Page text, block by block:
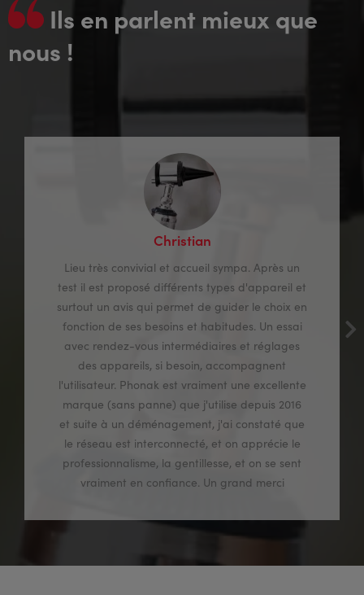
Ils en parlent mieux que
nous !
Christian
Lieu très convivial et accueil sympa. Après un
test il est proposé différents types d'appareil et
surtout un avis qui permet de guider le choix en
fonction de ses besoins et habitudes. Un essai
avec rendez-vous intermédiaires et réglages
des appareils, si besoin, accompagnent
l'utilisateur. Phonak est vraiment une excellente
marque (sans panne) que j'utilise depuis 2016
et suite à un déménagement, j'ai constaté que
le réseau est interconnecté, et on apprécie le
professionnalisme, la gentillesse, et on se sent
vraiment en confiance. Un grand merci